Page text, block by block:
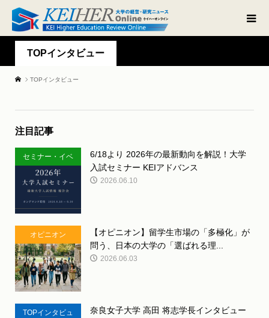
TOPインタビュー
TOPインタビュー
注目記事
セミナー・イベ
ント
6/18より 2026年の最新動向を解説！大学
入試セミナー KEIアドバンス
2026.06.10
オピニオン
【オピニオン】留学生市場の「多極化」が
問う、日本の大学の「選ばれる理...
2026.06.03
TOPインタビュ
奈良女子大学 高田 将志学長インタビュー